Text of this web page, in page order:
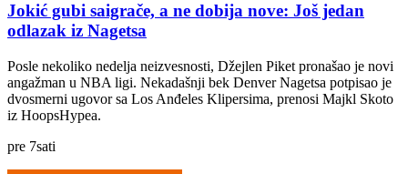
Jokić gubi saigrače, a ne dobija nove: Još jedan
odlazak iz Nagetsa
Posle nekoliko nedelja neizvesnosti, Džejlen Piket pronašao je novi
angažman u NBA ligi. Nekadašnji bek Denver Nagetsa potpisao je
dvosmerni ugovor sa Los Anđeles Klipersima, prenosi Majkl Skoto
iz HoopsHypea.
pre 7sati